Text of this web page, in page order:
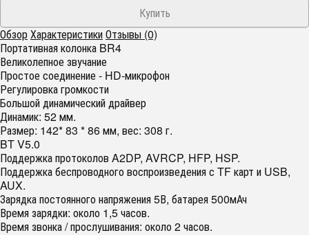
ОбзорХарактеристикиОтзывы (0)
Портативная колонка BR4
Великолепное звучание
Простое соединение - HD-микрофон
Регулировка громкости
Большой динамический драйвер
Динамик: 52 мм.
Размер: 142* 83 * 86 мм, вес: 308 г.
BT V5.0
Поддержка протоколов A2DP, AVRCP, HFP, HSP.
Поддержка беспроводного воспроизведения с TF карт и USB,
AUX.
Зарядка постоянного напряжения 5В, батарея 500мАч
Время зарядки: около 1,5 часов.
Время звонка / прослушивания: около 2 часов.